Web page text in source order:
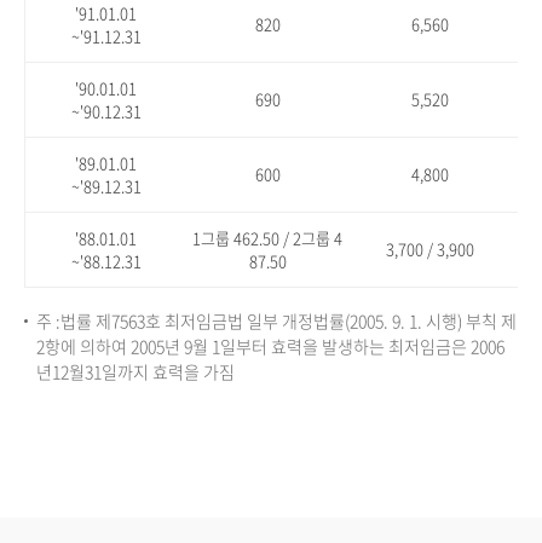
'91.01.01
~'91.12.31
820 6,560
'90.01.01
~'90.12.31
690 5,520
'89.01.01
~'89.12.31
600 4,800
'88.01.01
~'88.12.31
1그룹 462.50 / 2그룹 4
87.50
3,700 / 3,900
주 :법률 제7563호 최저임금법 일부 개정법률(2005. 9. 1. 시행) 부칙 제
2항에 의하여 2005년 9월 1일부터 효력을 발생하는 최저임금은 2006
년12월31일까지 효력을 가짐